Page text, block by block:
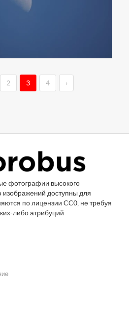
2 3 4 ›
фотографии высокого
доступны для
по лицензии CC0, не требуя
либо атрибуций